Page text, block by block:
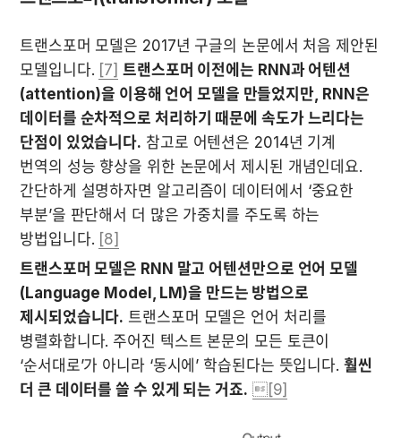
트랜스포머 모델은 2017년 구글의 논문에서 처음 제안된
모델입니다. [7] 트랜스포머 이전에는 RNN과 어텐션
(attention)을 이용해 언어 모델을 만들었지만, RNN은
데이터를 순차적으로 처리하기 때문에 속도가 느리다는
단점이 있었습니다. 참고로 어텐션은 2014년 기계
번역의 성능 향상을 위한 논문에서 제시된 개념인데요.
간단하게 설명하자면 알고리즘이 데이터에서 ‘중요한
부분’을 판단해서 더 많은 가중치를 주도록 하는
방법입니다. [8]
트랜스포머 모델은 RNN 말고 어텐션만으로 언어 모델
(Language Model, LM)을 만드는 방법으로
제시되었습니다. 트랜스포머 모델은 언어 처리를
병렬화합니다. 주어진 텍스트 본문의 모든 토큰이
‘순서대로’가 아니라 ‘동시에’ 학습된다는 뜻입니다. 훨씬
더 큰 데이터를 쓸 수 있게 되는 거죠. [9]